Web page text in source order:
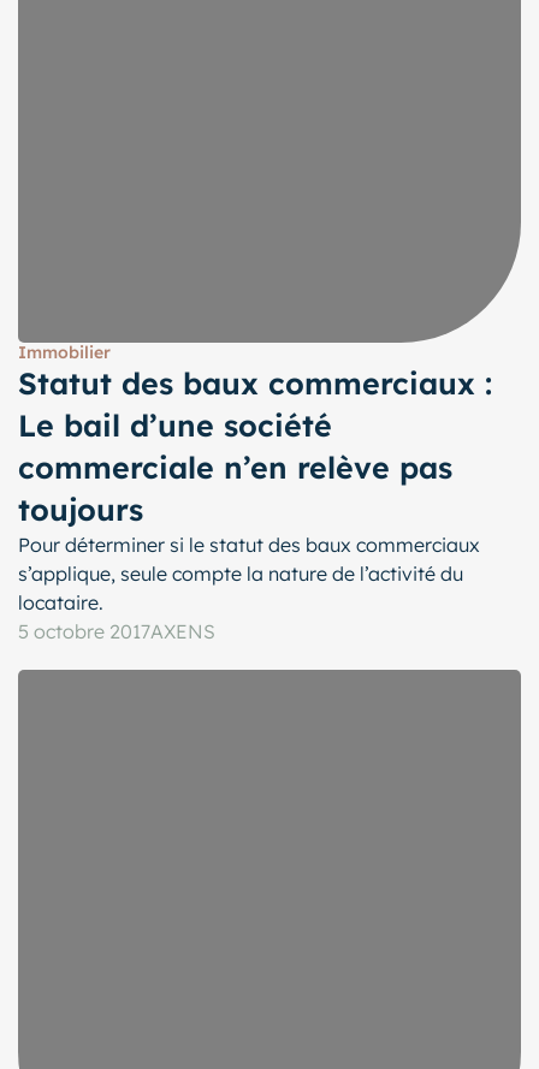
Immobilier
Statut des baux commerciaux :
Le bail d’une société
commerciale n’en relève pas
toujours
Pour déterminer si le statut des baux commerciaux
s’applique, seule compte la nature de l’activité du
locataire.
5 octobre 2017AXENS